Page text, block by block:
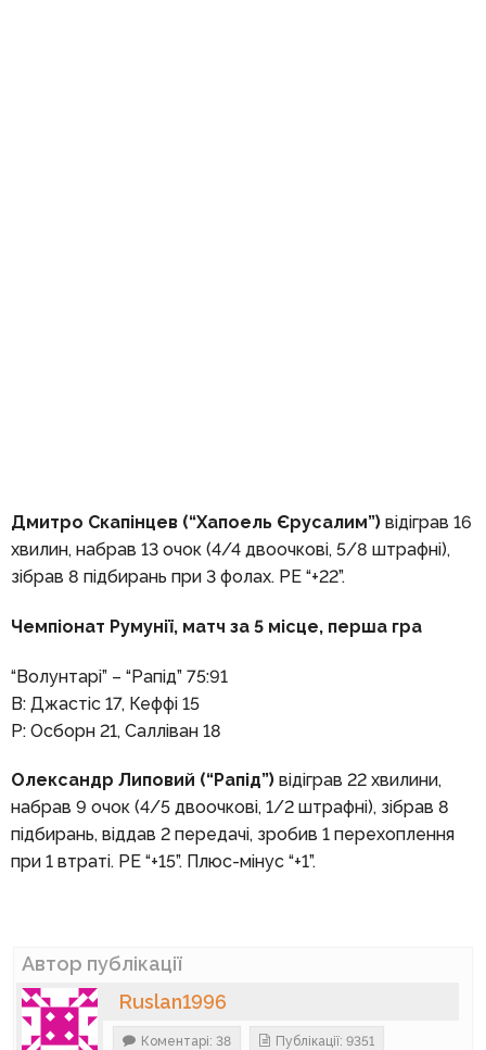
Дмитро Скапінцев (“Хапоель Єрусалим”)відіграв 16
хвилин, набрав 13 очок (4/4 двоочкові, 5/8 штрафні),
зібрав 8 підбирань при 3 фолах. РЕ “+22”.
Чемпіонат Румунії, матч за 5 місце, перша гра
“Волунтарі” – “Рапід” 75:91
В: Джастіс 17, Кеффі 15
Р: Осборн 21, Салліван 18
Олександр Липовий (“Рапід”)відіграв 22 хвилини,
набрав 9 очок (4/5 двоочкові, 1/2 штрафні), зібрав 8
підбирань, віддав 2 передачі, зробив 1 перехоплення
при 1 втраті. РЕ “+15”. Плюс-мінус “+1”.
Автор публікації
Ruslan1996
Коментарі: 38 Публікації: 9351